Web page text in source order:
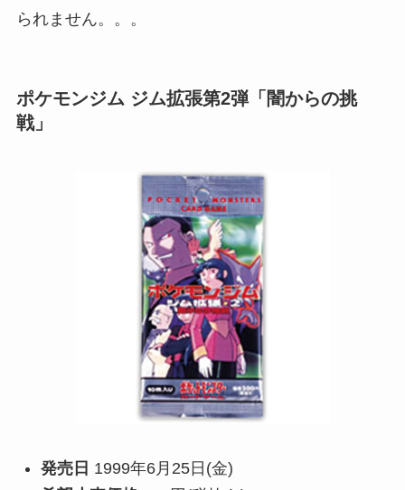
られません。。。
ポケモンジム ジム拡張第2弾「闇からの挑
戦」
発売日 1999年6月25日(金)